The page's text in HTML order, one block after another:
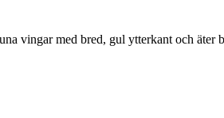
vingar med bred, gul ytterkant och äter